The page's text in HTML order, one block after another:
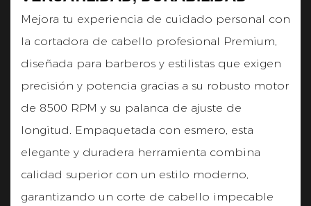
Mejora tu experiencia de cuidado personal con
la cortadora de cabello profesional Premium,
diseñada para barberos y estilistas que exigen
precisión y potencia gracias a su robusto motor
de 8500 RPM y su palanca de ajuste de
longitud. Empaquetada con esmero, esta
elegante y duradera herramienta combina
calidad superior con un estilo moderno,
garantizando un corte de cabello impecable